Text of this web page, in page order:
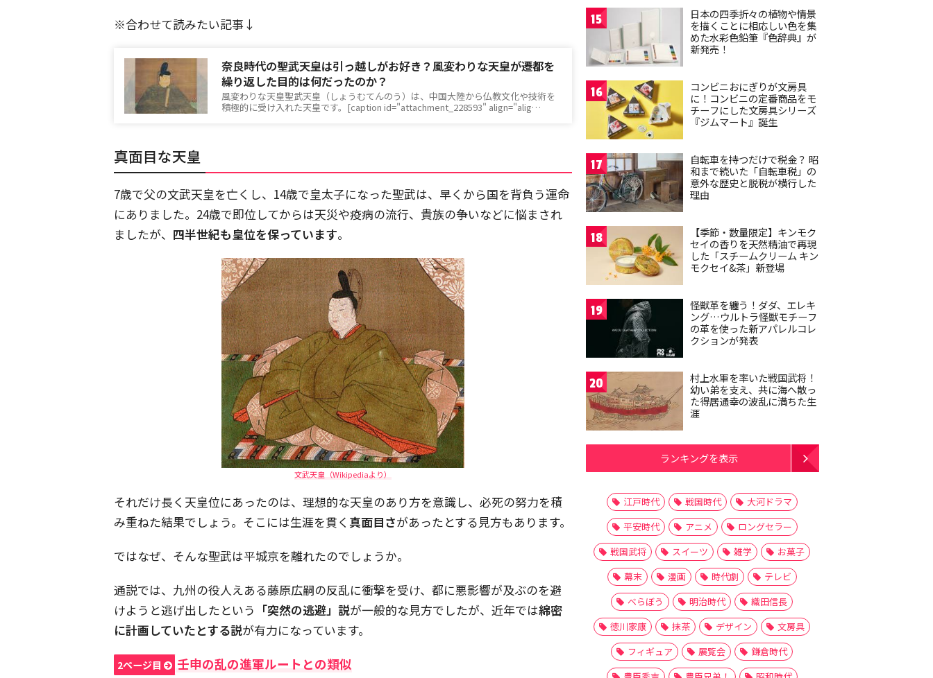
※合わせて読みたい記事↓
奈良時代の聖武天皇は引っ越しがお好き？風変わりな天皇が遷都を
繰り返した目的は何だったのか？
風変わりな天皇聖武天皇（しょうむてんのう）は、中国大陸から仏教文化や技術を
積極的に受け入れた天皇です。[caption id="attachment_228593" align="alig…
真面目な天皇
7歳で父の文武天皇を亡くし、14歳で皇太子になった聖武は、早くから国を背負う運命
にありました。24歳で即位してからは天災や疫病の流行、貴族の争いなどに悩まされ
ましたが、 四半世紀も皇位を保っています。
文武天皇（Wikipediaより）
それだけ長く天皇位にあったのは、理想的な天皇のあり方を意識し、必死の努力を積
み重ねた結果でしょう。そこには生涯を貫く 真面目さがあったとする見方もあります。
ではなぜ、そんな聖武は平城京を離れたのでしょうか。
通説では、九州の役人えある藤原広嗣の反乱に衝撃を受け、都に悪影響が及ぶのを避
けようと逃げ出したという 「突然の逃避」説が一般的な見方でしたが、近年では綿密
に計画していたとする説が有力になっています。
2ページ目 壬申の乱の進軍ルートとの類似
15
日本の四季折々の植物や情景
を描くことに相応しい色を集
めた水彩色鉛筆『色辞典』が
新発売！
16
コンビニおにぎりが文房具
に！コンビニの定番商品をモ
チーフにした文房具シリーズ
『ジムマート』誕生
17
自転車を持つだけで税金？ 昭
和まで続いた「自転車税」の
意外な歴史と脱税が横行した
理由
18
【季節・数量限定】キンモク
セイの香りを天然精油で再現
した「スチームクリーム キン
モクセイ&茶」新登場
19
怪獣革を纏う！ダダ、エレキ
ング…ウルトラ怪獣モチーフ
の革を使った新アパレルコレ
クションが発表
20
村上水軍を率いた戦国武将！
幼い弟を支え、共に海へ散っ
た得居通幸の波乱に満ちた生
涯
ランキングを表示
江戸時代 戦国時代
大河ドラマ
平安時代
アニメ
ロングセラー
戦国武将
スイーツ 雑学
お菓子
幕末
漫画 時代劇
テレビ
べらぼう
明治時代
織田信長
徳川家康
抹茶 デザイン
文房具
フィギュア
展覧会
鎌倉時代